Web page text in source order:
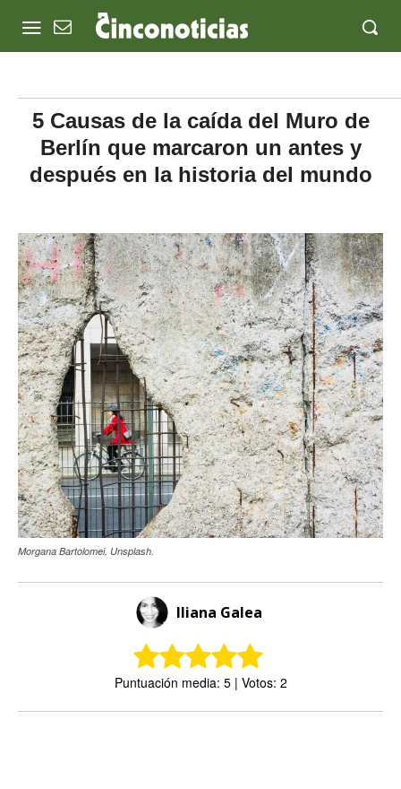
5 Causas de la caída del Muro de
Berlín que marcaron un antes y
después en la historia del mundo
Morgana Bartolomei, Unsplash.
Iliana Galea
Puntuación media: 5 | Votos: 2